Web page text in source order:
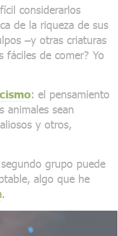
considerarlos
de la riqueza de sus
–y otras criaturas
fáciles de comer? Yo
: el pensamiento
animales sean
y otros,
grupo puede
algo que he
.